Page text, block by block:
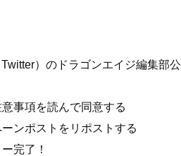
Twitter）のドラゴンエイジ編集部
意事項を読んで同意する
ーンポストをリポストする
完了！